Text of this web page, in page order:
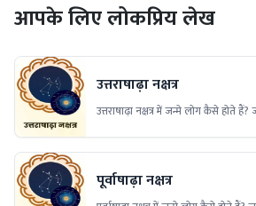
आपके लिए लोकप्रिय लेख
उत्तराषाढ़ा नक्षत्र
उत्तराषाढ़ा नक्षत्र में जन्मे लोग कैसे होते
पूर्वाषाढ़ा नक्षत्र